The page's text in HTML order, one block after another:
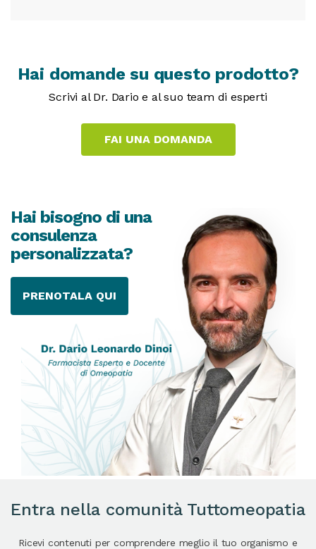
Hai domande su questo prodotto?
Scrivi al Dr. Dario e al suo team di esperti
Hai bisogno di una
consulenza
personalizzata?
PRENOTALA QUI
Entra nella comunità Tuttomeopatia
Ricevi contenuti per comprendere meglio il tuo organismo e